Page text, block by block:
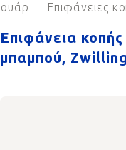
Επιφάνειες
Επιφάνεια
μπαμπού, Zwilling